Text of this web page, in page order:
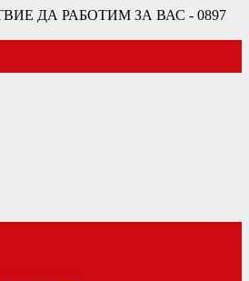
ДА РАБОТИМ ЗА ВАС - 0897